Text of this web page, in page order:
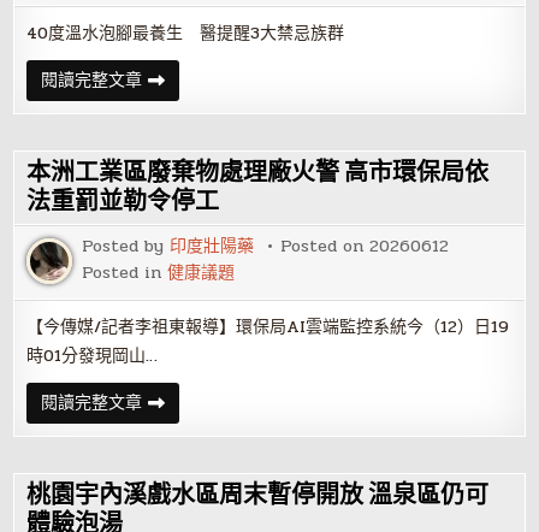
養
師
示
警
豆
包、
凍
腐
上
榜
40度溫水泡腳最養生 醫提醒3大禁忌族群
閱讀完整文章40
度
溫
泡
腳
最
養
生
醫
提
醒
3
大
禁
忌
族
群
本洲工業區廢棄物處理廠火警 高市環保局依
法重罰並勒令停工
Posted by 印度壯陽藥 Posted on20260612
Posted in健康議題
【今傳媒/記者李祖東報導】環保局AI雲端監控系統今（12）日19
時01分發現岡山…
閱讀完整文章本
洲
工
區
廢
棄
桃園宇內溪戲水區周末暫停開放 溫泉區仍可
體驗泡湯